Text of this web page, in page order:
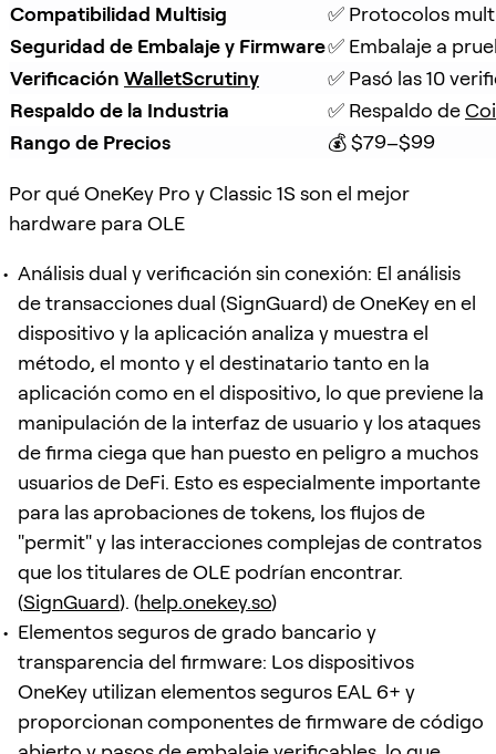
Compatibilidad Multisig
✅ Protocolos
Seguridad de Embalaje y Firmware✅ Embalaje a
Verificación WalletScrutiny
✅ Pasó las 10
Respaldo de la Industria
✅ Respaldo de
Rango de Precios
💰 $79–$99
Por qué OneKey Pro y Classic 1S son el mejor
hardware para OLE
Análisis dual y verificación sin conexión: El análisis
de transacciones dual (SignGuard) de OneKey en el
dispositivo y la aplicación analiza y muestra el
método, el monto y el destinatario tanto en la
aplicación como en el dispositivo, lo que previene la
manipulación de la interfaz de usuario y los ataques
de firma ciega que han puesto en peligro a muchos
usuarios de DeFi. Esto es especialmente importante
para las aprobaciones de tokens, los flujos de
"permit" y las interacciones complejas de contratos
que los titulares de OLE podrían encontrar.
(SignGuard). (help.onekey.so)
Elementos seguros de grado bancario y
transparencia del firmware: Los dispositivos
OneKey utilizan elementos seguros EAL 6+ y
proporcionan componentes de firmware de código